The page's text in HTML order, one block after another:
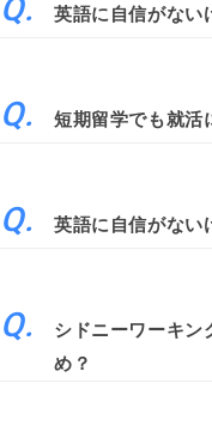
英語に自信がない
短期留学でも就活
英語に自信がない
シドニーワーキン
め？